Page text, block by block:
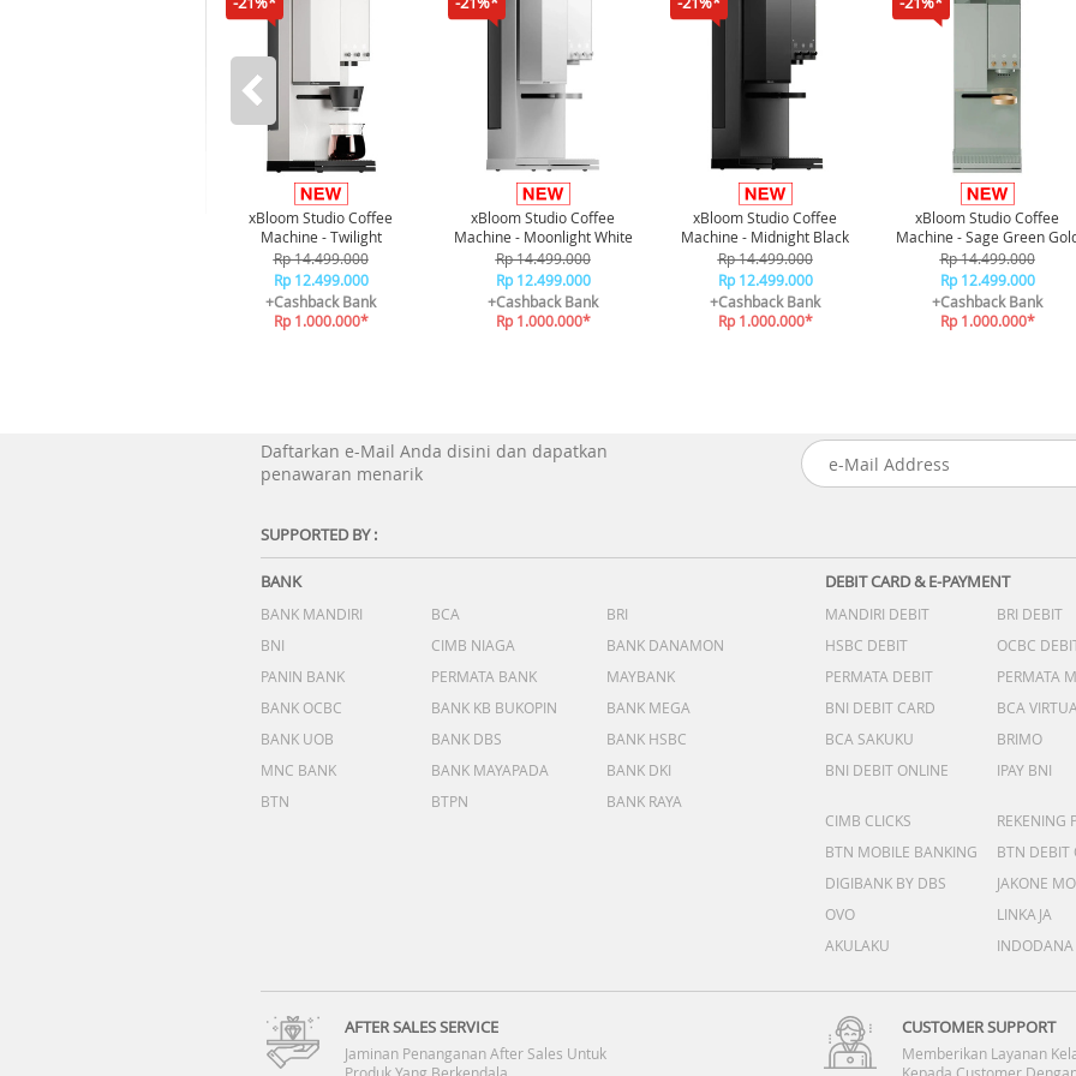
xBloom Studio Coffee
Machine - Twilight
Rp 14.499.000
Rp 12.499.000
+Cashback Bank
Rp 1.000.000*
xBloom Studio Coffee
Machine - Moonlight White
Rp 14.499.000
Rp 12.499.000
+Cashback Bank
Rp 1.000.000*
xBloom Studio Coffee
Machine - Midnight Black
Rp 14.499.000
Rp 12.499.000
+Cashback Bank
Rp 1.000.000*
xBloom Studio Coffee
Machine - Sage Green
Rp 14.499.000
Rp 12.499.000
+Cashback Bank
Rp 1.000.000*
Daftarkan e-Mail Anda disini dan dapatkan
penawaran menarik
SUPPORTED BY :
BANK
BANK MANDIRI BCA
BRI
BNI
CIMB NIAGA
BANK DANAMON
PANIN BANK
PERMATA BANK
MAYBANK
BANK OCBC
BANK KB BUKOPIN
BANK MEGA
BANK UOB
BANK DBS
BANK HSBC
MNC BANK
BANK MAYAPADA
BANK DKI
BTN
BTPN BANK RAYA
DEBIT CARD & E-PAYMENT
MANDIRI DEBIT BRI DEBIT
HSBC DEBIT
OCBC
PERMATA DEBIT
PERMATA
BNI DEBIT CARD
BCA
BCA SAKUKU
BRIMO
BNI DEBIT ONLINE
IPAY BNI
CIMB CLICKS
REKENING
BTN MOBILE BANKING
BTN DEBIT
DIGIBANK BY DBS
JAKONE
OVO
LINKAJA
AKULAKU
INDODANA
AFTER SALES SERVICE
Jaminan Penanganan After Sales Untuk
CUSTOMER SUPPORT
Memberikan Layanan